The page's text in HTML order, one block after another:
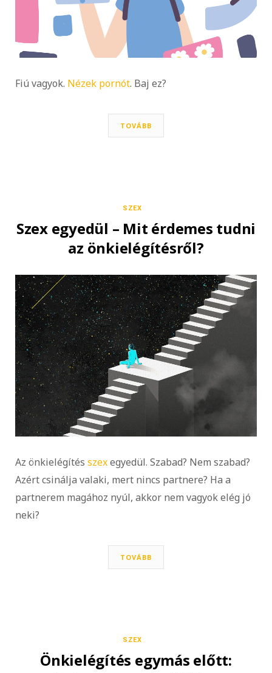
Fiú vagyok. Nézek pornót. Baj ez?
TOVÁBB
SZEX
Szex egyedül – Mit érdemes tudni
az önkielégítésről?
Az önkielégítés szexegyedül. Szabad? Nem szabad?
Azért csinálja valaki, mert nincs partnere? Ha a
partnerem magához nyúl, akkor nem vagyok elég jó
neki?
TOVÁBB
SZEX
Önkielégítés egymás előtt: